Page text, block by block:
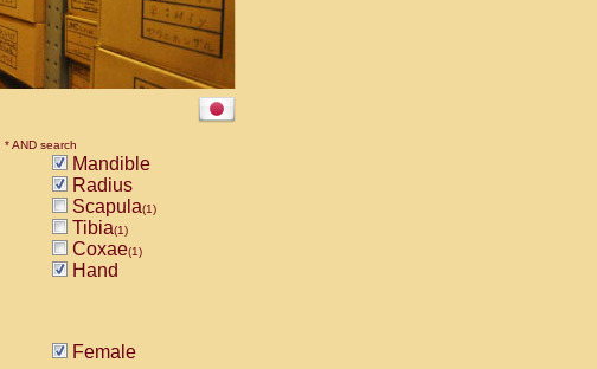
* AND search
Mandible
Radius
Scapula(1)
Tibia(1)
Coxae(1)
Hand
Female